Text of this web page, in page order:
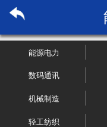
能源电力
数码通讯
机械制造
轻工纺织